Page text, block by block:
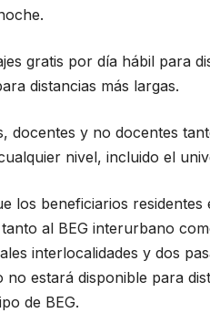
gratis por día hábil para
distancias más largas.
docentes y no docentes
nivel, incluido el
los beneficiarios
al BEG interurbano
interlocalidades y dos
no estará disponible para
de BEG.